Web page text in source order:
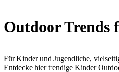
Outdoor Trends
Für Kinder und Jugendliche,
Entdecke hier trendige Kinder